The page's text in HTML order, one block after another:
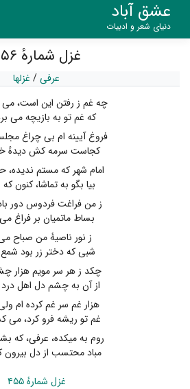
عشق آباد
دنیای شعر و ادبیات
غزل شمارهٔ ۴۵۶
عرفی/ غزلها
چه غم ز رفتن این است، می
که غم تو به بازیچه می
فروغ آیینه ام بی چراغ
کجاست سرمه کش دیدهٔ
امام شهر که مستم ندیده،
بیا بگو به تماشا، کنون که
ز من فراغت فردوس دور
بساط ماتمیان بر فراغ
ز نور ناصیهٔ من صباح
شبی که دختر زر بود شمع
چکد ز هر سر مویم هزار
از آن به چشم دل اهل درد
هزار غم سر غم کرده ام
غم تو ریشه فرو کرد، می
روم به میکده، عرفی، که
مباد محتسب از دل بیرون
غزل شمارهٔ ۴۵۵